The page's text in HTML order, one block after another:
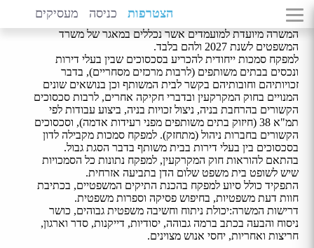
הצטרפות כניסה מעסיקים
המשרה מיועדת למועמדים אשר נכללים במאגר של משרד
המשפטים לשנת 2027 ולהם בלבד.
למפקח סמכות ייחודית להכריע בסכסוכים שבין בעלי דירות
ונכסים בבתים משותפים (לרבות מרכזים מסחריים), בדבר
זכויותיהם וחובותיהם בקשר לבית המשותף וכן בנושאים שונים
המנויים בחוק המקרקעין ובדברי חקיקה אחרים, לרבות סכסוכים
הקשורים בהרחבת בניה, ניצול זכויות בניה, ביצוע עבודות לפי
תמ"א 38 (חיזוק בתים משותפים מפני רעידות אדמה), וסכסוכים
הקשורים בחברות ניהול (מתחזק). למפקח סמכות מקבילה לדון
בסכסוכים בין בעלי דירות בבית משותף בדבר הסגת גבול.
בהתאם להוראות חוק המקרקעין, למפקח נתונות כל הסמכויות
שיש לשופט בית משפט שלום הדן בתביעה אזרחית.
התפקיד כולל סיוע למפקח בהכנת התיקים המשפטיים, בכתיבת
חוות דעת משפטיות, בחיפוש פסיקה וספרות משפטית.
דרישות המשרה:יכולת ניתוח וחשיבה משפטית גבוהים, כושר
ניסוח והבעה בכתב ברמה גבוהה, יסודיות, דייקנות, סדר וארגון,
חריצות ואחריות, יחסי אנוש מצוינים.